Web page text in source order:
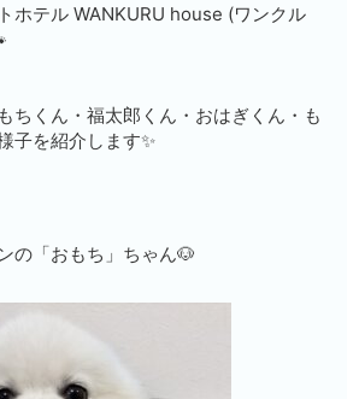
ホテル WANKURU house (ワンクル
ちくん・福太郎くん・おはぎくん・も
子を紹介します✨
の「おもち」ちゃん🐶